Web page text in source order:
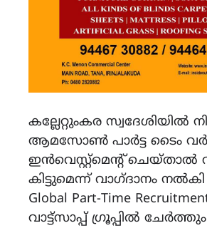
കല്ലേറ്റുംകര സ്വദേശിയിൽ
ആമസോൺ പാർട്ട ടൈം
ഇൻവെസ്റ്റ്മെന്റ് ചെയ്താൽ
കിട്ടുമെന്ന് വാഗ്ദാനം നൽകി
Global Part-Time
വാട്ട്സാപ്പ് ഗ്രൂപ്പിൽ ചേർത്തും